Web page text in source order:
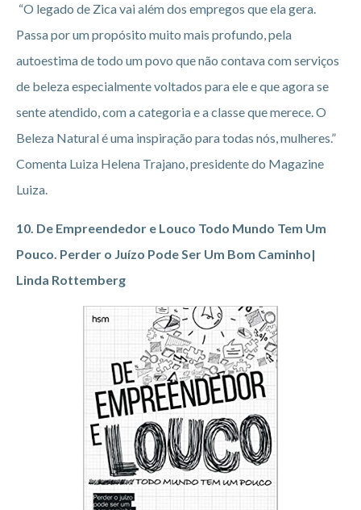
“O legado de Zica vai além dos empregos que ela gera.
Passa por um propósito muito mais profundo, pela
autoestima de todo um povo que não contava com serviços
de beleza especialmente voltados para ele e que agora se
sente atendido, com a categoria e a classe que merece. O
Beleza Natural é uma inspiração para todas nós, mulheres.”
Comenta Luiza Helena Trajano, presidente do Magazine
Luiza.
10. De Empreendedor e Louco Todo Mundo Tem Um
Pouco. Perder o Juízo Pode Ser Um Bom Caminho|
Linda Rottemberg